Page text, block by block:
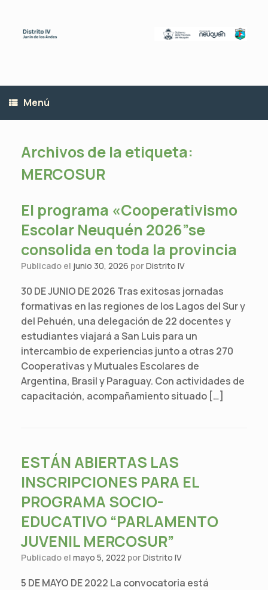
contenido
Menú
Archivos de la etiqueta:
MERCOSUR
El programa «Cooperativismo
Escolar Neuquén 2026”se
consolida en toda la provincia
Publicado el junio 30, 2026 porDistrito IV
30 DE JUNIO DE 2026 Tras exitosas jornadas
formativas en las regiones de los Lagos del Sur y
del Pehuén, una delegación de 22 docentes y
estudiantes viajará a San Luis para un
intercambio de experiencias junto a otras 270
Cooperativas y Mutuales Escolares de
Argentina, Brasil y Paraguay. Con actividades de
capacitación, acompañamiento situado […]
ESTÁN ABIERTAS LAS
INSCRIPCIONES PARA EL
PROGRAMA SOCIO-
EDUCATIVO “PARLAMENTO
JUVENIL MERCOSUR”
Publicado el mayo 5, 2022 porDistrito IV
5 DE MAYO DE 2022 La convocatoria está